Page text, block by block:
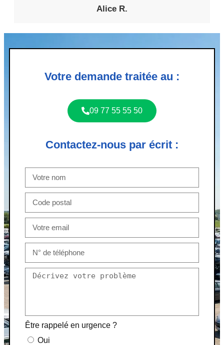
Alice R.
Votre demande traitée au :
09 77 55 55 50
Contactez-nous par écrit :
Être rappelé en urgence ?
Oui